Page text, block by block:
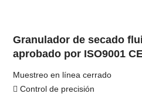
Granulador de secado
aprobado por ISO9001
Muestreo en línea cerrado
 Control de precisión